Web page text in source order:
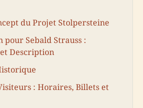
du Projet Stolpersteine
pour Sebald Strauss :
Description
: Horaires, Billets et